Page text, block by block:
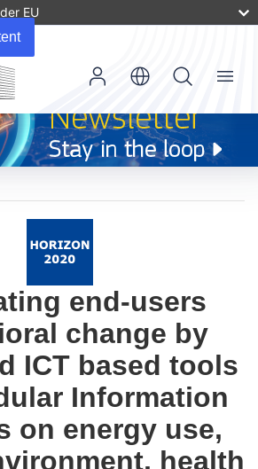
EU
Menu
end-users
change by
ICT based tools
Information
on energy use,
health